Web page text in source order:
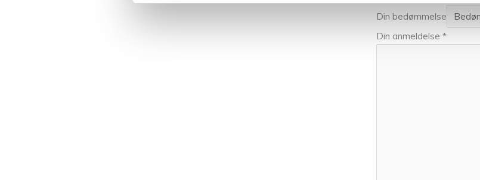
Din bedømmelse
Din anmeldelse *